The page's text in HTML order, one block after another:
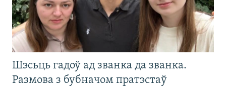
Шэсьць гадоў ад званка да званка.
Размова з бубначом пратэстаў